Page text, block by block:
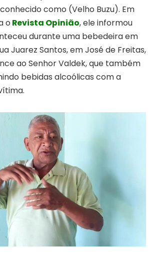
como (Velho Buzu). Em
o Revista Opinião, ele informou
durante uma bebedeira em
Juarez Santos, em José de Freitas,
ao Senhor Valdek, que também
bebidas alcoólicas com a